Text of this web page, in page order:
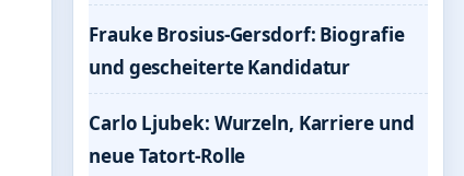
Frauke Brosius-Gersdorf: Biografie
und gescheiterte Kandidatur
Carlo Ljubek: Wurzeln, Karriere und
neue Tatort-Rolle